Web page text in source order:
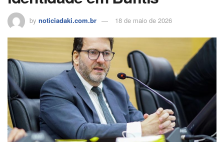
by noticiadaki.com.br 18 de maio de 2026